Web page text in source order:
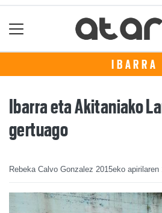
IBARRA
Ibarra eta Akitaniako
gertuago
Rebeka Calvo Gonzalez 2015eko apirilaren